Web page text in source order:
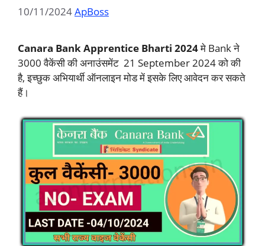
10/11/2024ApBoss
Canara Bank Apprentice Bharti 2024मे Bank ने
3000 वैकेंसी की अनाउंसमेंट 21 September 2024 को की
है, इच्छुक अभियार्थी ऑनलाइन मोड में इसके लिए आवेदन कर सकते
हैं।